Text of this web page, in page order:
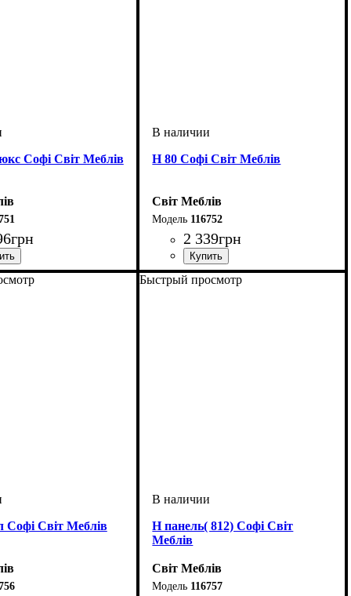
Софі Світ Меблів
грн
: 600
: 820
: 460
Н 80 Софі Світ Меблів
Світ Меблів
116752
2 339грн
ширина, мм: 800
высота, мм: 820
глубина, мм: 460
Софі Світ Меблів
Быстрый просмотр
Н панель( 812) Софі Світ
Меблів
Світ Меблів
116757